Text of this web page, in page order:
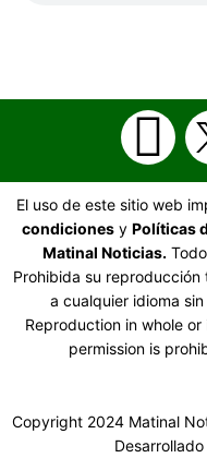
El uso de este sitio web
condiciones y Políticas
Matinal Noticias.
Prohibida su
a cualquier idioma
Reproduction in whole
permission is
Copyright 2024 Matinal